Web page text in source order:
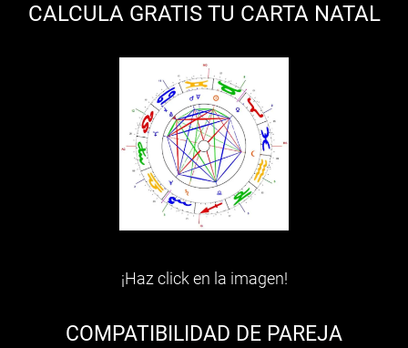
CALCULA GRATIS TU CARTA NATAL
¡Haz click en la imagen!
COMPATIBILIDAD DE PAREJA